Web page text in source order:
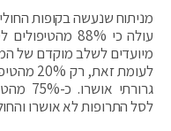
מניתוח שנעשה בקופות
עולה כי 88%
מיועדים לשלב מוקדם של
לעומת
לסל התרופות לא אושרו